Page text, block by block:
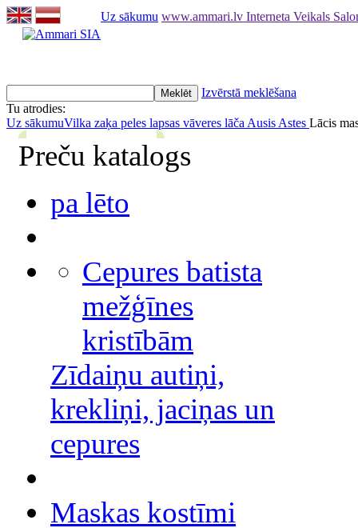
Uz sākumu www.ammari.lv Interneta Veikals
Izvērstā meklēšana
Tu atrodies:
Uz sākumuVilka zaķa peles lapsas vāveres lāča Ausis Astes Lācis
Preču katalogs
pa lēto
Cepures batista
mežģīnes
kristībām
Zīdaiņu autiņi,
krekliņi, jaciņas un
cepures
Maskas kostīmi